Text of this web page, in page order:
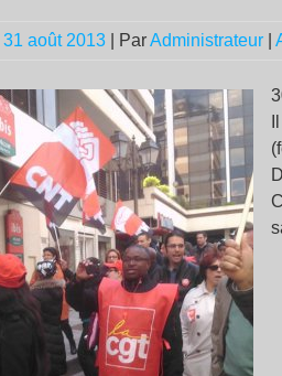
31 août 2013 | ParAdministrateur